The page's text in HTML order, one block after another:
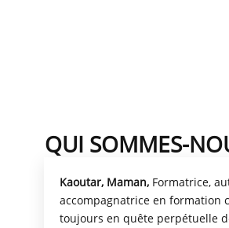
QUI SOMMES-
Kaoutar, Maman, Formatrice,
accompagnatrice en formation
toujours en quête perpétuelle